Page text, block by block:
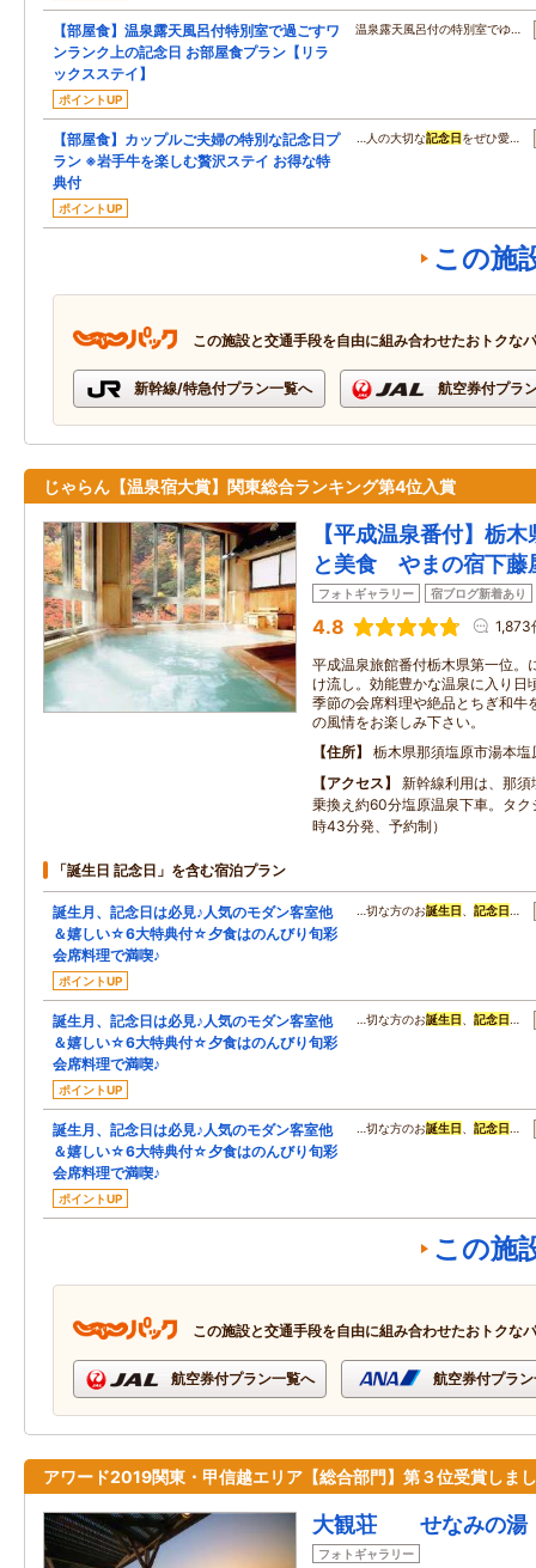
【部屋食】温泉露天風呂付特別室で過ごすワ
ンランク上の記念日 お部屋食プラン【リラ
ックスステイ】
ポイントUP
温泉露天風呂付の特別室でゆ…
【部屋食】カップルご夫婦の特別な記念日プ
ラン ※岩手牛を楽しむ贅沢ステイ お得な特
典付
ポイントUP
…人の大切な記念日 をぜひ愛…
この施
この施設と交通手段を自由に組み合わせたおトクな
新幹線/特急付プラン一覧へ 航空券付プラ
じゃらん【温泉宿大賞】関東総合ランキング第4位入賞
【平成温泉番付】栃
と美食 やまの宿下藤
フォトギャラリー 宿ブログ新着あり
4.8 1,873
平成温泉旅館番付栃木県第一位。
け流し。効能豊かな温泉に入り日
季節の会席料理や絶品とちぎ和牛
の風情をお楽しみ下さい。
住所
栃木県那須塩原市湯本塩
アクセス
新幹線利用は、那
乗換え約60分塩原温泉下車。タ
時43分発、予約制）
「誕生日 記念日」を含む宿泊プラン
誕生月、記念日は必見♪人気のモダン客室他
＆嬉しい☆6大特典付☆夕食はのんびり旬彩
会席料理で満喫♪
ポイントUP
…切な方のお誕生日 記念日 …
誕生月、記念日は必見♪人気のモダン客室他
＆嬉しい☆6大特典付☆夕食はのんびり旬彩
会席料理で満喫♪
ポイントUP
…切な方のお誕生日 記念日 …
誕生月、記念日は必見♪人気のモダン客室他
＆嬉しい☆6大特典付☆夕食はのんびり旬彩
会席料理で満喫♪
ポイントUP
…切な方のお誕生日 記念日 …
この施
この施設と交通手段を自由に組み合わせたおトクな
航空券付プラン一覧へ 航空券付プラ
アワード2019関東・甲信越エリア【総合部門】第３位受賞しま
大観荘 せなみの湯
フォトギャラリー